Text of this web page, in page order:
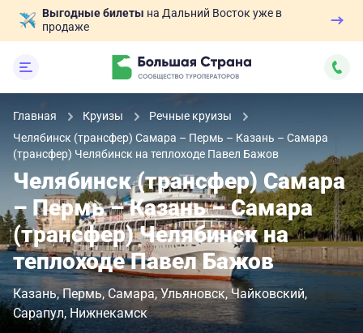
Выгодные билеты на Дальний Восток уже в
продаже
Главная Круизы
Речные круизы
Челябинск (трансфер) Самара – Пермь – Казань – Самара
(трансфер) Челябинск на теплоходе Павел Бажов
Челябинск (трансфер) Самара
– Пермь – Казань – Самара
(трансфер) Челябинск на
теплоходе Павел Бажов
Казань Пермь Самара Ульяновск Чайковский
Сарапул Нижнекамск